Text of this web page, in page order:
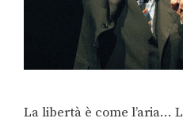
La libertà è come l’aria…